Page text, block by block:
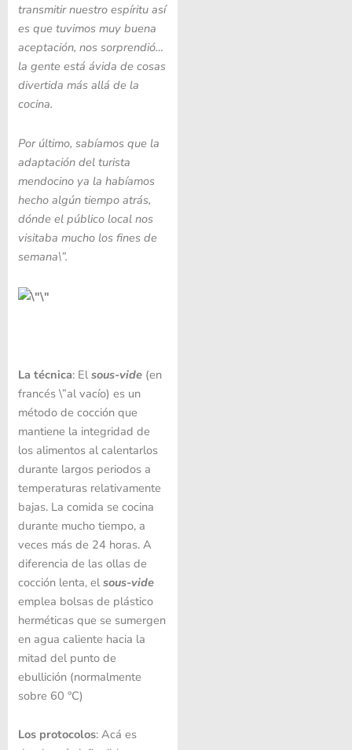
transmitir nuestro espíritu así
es que tuvimos muy buena
aceptación, nos sorprendió…
la gente está ávida de cosas
divertida más allá de la
cocina.
Por último, sabíamos que la
adaptación del turista
mendocino ya la habíamos
hecho algún tiempo atrás,
dónde el público local nos
visitaba mucho los fines de
semana\”.
La técnica: El sous-vide(en
francés \”al vacío)​ es un
método de cocción que
mantiene la integridad de
los alimentos al calentarlos
durante largos periodos a
temperaturas relativamente
bajas. La comida se cocina
durante mucho tiempo, a
veces más de 24 horas. A
diferencia de las ollas de
cocción lenta, el sous-vide
emplea bolsas de plástico
herméticas que se sumergen
en agua caliente hacia la
mitad del punto de
ebullición (normalmente
sobre 60 °C)
Los protocolos: Acá es